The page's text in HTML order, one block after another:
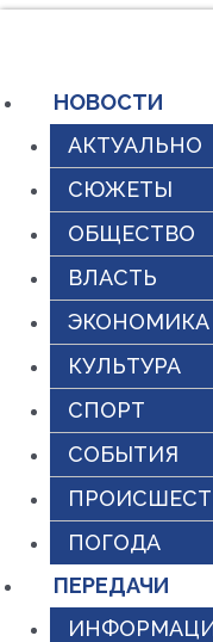
содержимому
НОВОСТИ
АКТУАЛЬНО
СЮЖЕТЫ
ОБЩЕСТВО
ВЛАСТЬ
ЭКОНОМИКА
КУЛЬТУРА
СПОРТ
СОБЫТИЯ
ПОГОДА
ПЕРЕДАЧИ